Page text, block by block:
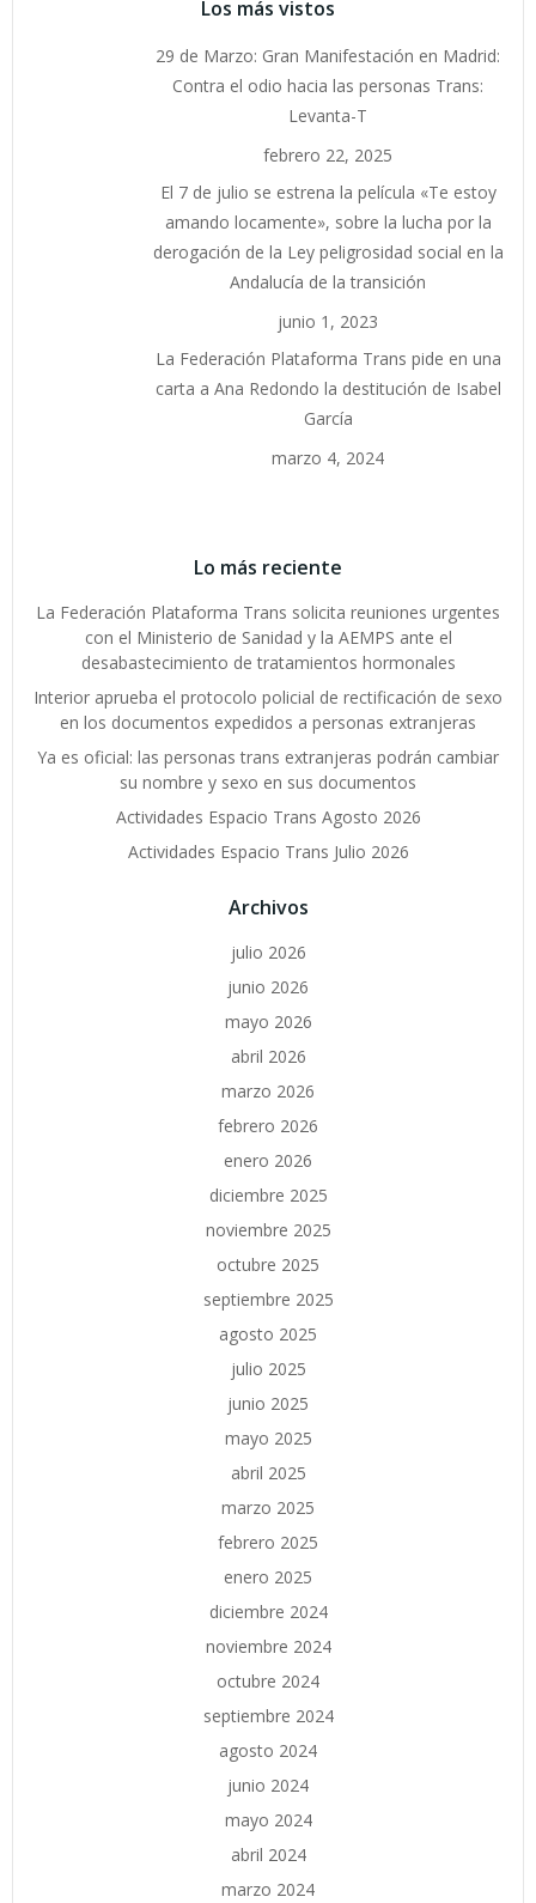
Los más vistos
29 de Marzo: Gran Manifestación en Madrid:
Contra el odio hacia las personas Trans:
Levanta-T
febrero 22, 2025
El 7 de julio se estrena la película «Te estoy
amando locamente», sobre la lucha por la
derogación de la Ley peligrosidad social en la
Andalucía de la transición
junio 1, 2023
La Federación Plataforma Trans pide en una
carta a Ana Redondo la destitución de Isabel
García
marzo 4, 2024
Lo más reciente
La Federación Plataforma Trans solicita reuniones urgentes
con el Ministerio de Sanidad y la AEMPS ante el
desabastecimiento de tratamientos hormonales
Interior aprueba el protocolo policial de rectificación de sexo
en los documentos expedidos a personas extranjeras
Ya es oficial: las personas trans extranjeras podrán cambiar
su nombre y sexo en sus documentos
Actividades Espacio Trans Agosto 2026
Actividades Espacio Trans Julio 2026
Archivos
julio 2026
junio 2026
mayo 2026
abril 2026
marzo 2026
febrero 2026
enero 2026
diciembre 2025
noviembre 2025
octubre 2025
septiembre 2025
agosto 2025
julio 2025
junio 2025
mayo 2025
abril 2025
marzo 2025
febrero 2025
enero 2025
diciembre 2024
noviembre 2024
octubre 2024
septiembre 2024
agosto 2024
junio 2024
mayo 2024
abril 2024
marzo 2024